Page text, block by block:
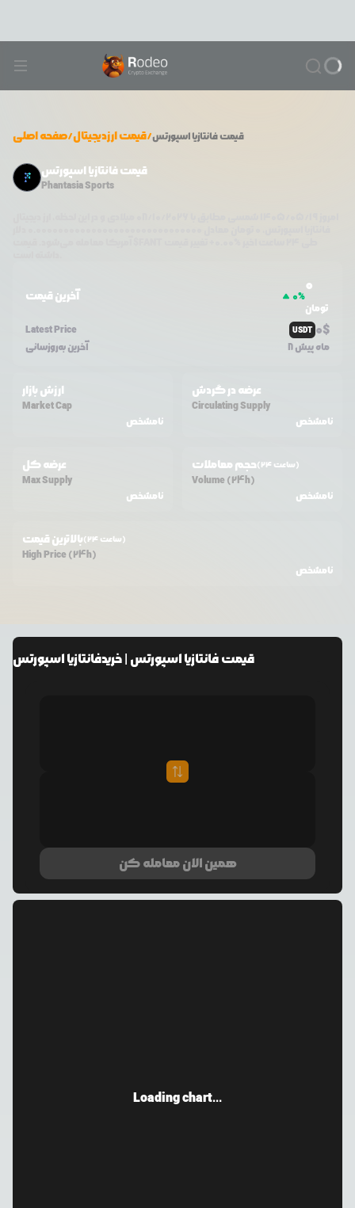
صفحه اصلی/قیمت ارزدیجیتال/ قیمتفانتازیا اسپورتس
قیمت فانتازیا اسپورتس
Phantasia Sports
آخرین قیمت 0%
0
تومان
Latest Price
USDT 0$
آخرین به‌روزسانی 8 ماه پیش
ارزش بازار
Market Cap
نامشخص
عرضه در گردش
Circulating Supply
نامشخص
عرضه کل
Max Supply
نامشخص
حجم معاملات (24 ساعت)
Volume (24h)
نامشخص
بالاترین قیمت (24 ساعت)
High Price (24h)
نامشخص
قیمتفانتازیا اسپورتس | خریدفانتازیا اسپورتس
همین الان معامله کن
Loading chart...